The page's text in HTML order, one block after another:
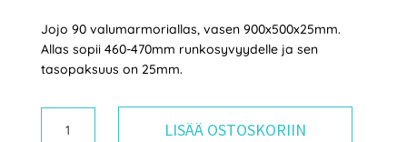
Jojo 90 valumarmoriallas, vasen 900x500x25mm.
Allas sopii 460-470mm runkosyvyydelle ja sen
tasopaksuus on 25mm.
LISÄÄ OSTOSKORIIN